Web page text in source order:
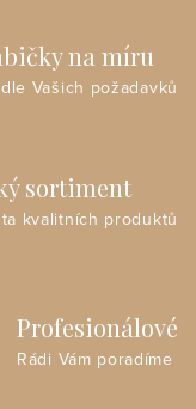
na míru
Vašich požadavků
sortiment
kvalitních produktů
Profesionálové
Rádi Vám poradíme